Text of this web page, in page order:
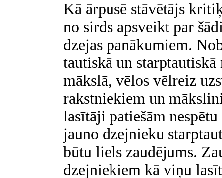
Kā ārpusē stāvētājs
no sirds apsveikt par
dzejas panākumiem.
tautiskā un
mākslā, vēlos vēlreiz
rakstniekiem un
lasītāji patiešām
jauno dzejnieku
būtu liels zaudējums.
dzejniekiem kā viņu